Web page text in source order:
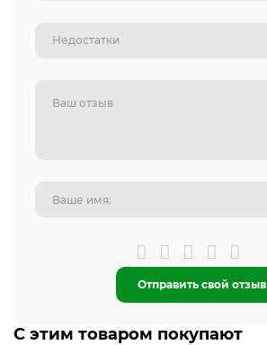
Отправить свой отзыв
С этим товаром покупают